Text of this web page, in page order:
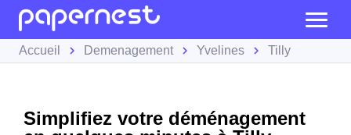
Accueil Demenagement Yvelines Tilly